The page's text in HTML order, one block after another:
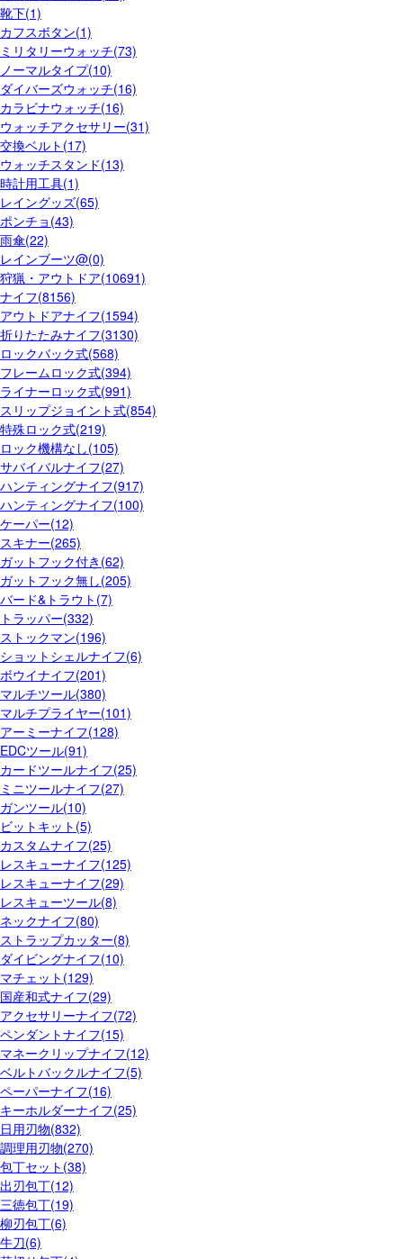
靴下(1)
カフスボタン(1)
ミリタリーウォッチ(73)
ノーマルタイプ(10)
ダイバーズウォッチ(16)
カラビナウォッチ(16)
ウォッチアクセサリー(31)
交換ベルト(17)
ウォッチスタンド(13)
時計用工具(1)
レイングッズ(65)
ポンチョ(43)
雨傘(22)
レインブーツ@(0)
狩猟・アウトドア(10691)
ナイフ(8156)
アウトドアナイフ(1594)
折りたたみナイフ(3130)
ロックバック式(568)
フレームロック式(394)
ライナーロック式(991)
スリップジョイント式(854)
特殊ロック式(219)
ロック機構なし(105)
サバイバルナイフ(27)
ハンティングナイフ(917)
ハンティングナイフ(100)
ケーパー(12)
スキナー(265)
ガットフック付き(62)
ガットフック無し(205)
バード&トラウト(7)
トラッパー(332)
ストックマン(196)
ショットシェルナイフ(6)
ボウイナイフ(201)
マルチツール(380)
マルチプライヤー(101)
アーミーナイフ(128)
EDCツール(91)
カードツールナイフ(25)
ミニツールナイフ(27)
ガンツール(10)
ビットキット(5)
カスタムナイフ(25)
レスキューナイフ(125)
レスキューナイフ(29)
レスキューツール(8)
ネックナイフ(80)
ストラップカッター(8)
ダイビングナイフ(10)
マチェット(129)
国産和式ナイフ(29)
アクセサリーナイフ(72)
ペンダントナイフ(15)
マネークリップナイフ(12)
ベルトバックルナイフ(5)
ペーパーナイフ(16)
キーホルダーナイフ(25)
日用刃物(832)
調理用刃物(270)
包丁セット(38)
出刃包丁(12)
三徳包丁(19)
柳刃包丁(6)
牛刀(6)